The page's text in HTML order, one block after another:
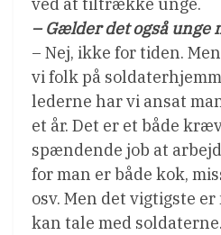
– Gælder det også unge
– Nej, ikke for tiden.
vi folk på
lederne har vi ansat
et år. Det er et både
spændende job at
for man er både kok,
osv. Men det vigtigste
kan tale med soldaterne.